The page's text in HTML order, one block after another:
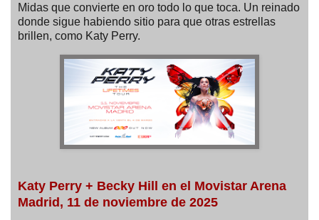
Midas que convierte en oro todo lo que toca. Un reinado
donde sigue habiendo sitio para que otras estrellas
brillen, como Katy Perry.
Katy Perry + Becky Hill en el Movistar Arena
Madrid, 11 de noviembre de 2025